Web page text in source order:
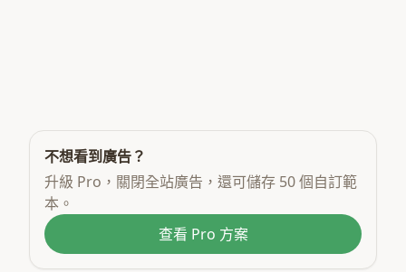
不想看到廣告？
升級 Pro，關閉全站廣告，還可儲存 50 個自訂範
本。
查看 Pro 方案